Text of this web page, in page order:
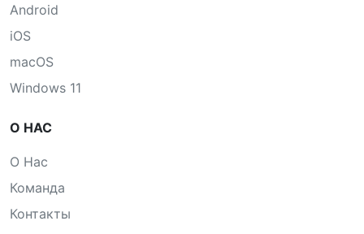
Android
iOS
macOS
Windows 11
О НАС
О Нас
Команда
Контакты